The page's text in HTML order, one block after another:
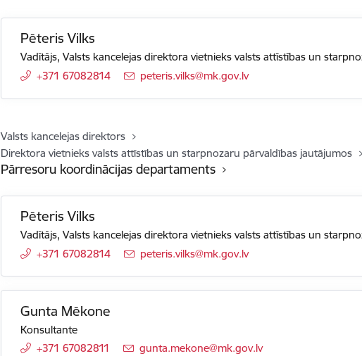
Pēteris Vilks
Vadītājs, Valsts kancelejas direktora vietnieks valsts attīstības un
+371 67082814
E-pasts:
peteris.vilks@mk.gov.lv
Valsts kancelejas direktors
Direktora vietnieks valsts attīstības un starpnozaru pārvaldības jautājumos
Pārresoru koordinācijas departaments
Pēteris Vilks
Vadītājs, Valsts kancelejas direktora vietnieks valsts attīstības un
+371 67082814
E-pasts:
peteris.vilks@mk.gov.lv
Gunta Mēkone
Konsultante
+371 67082811
E-pasts:
gunta.mekone@mk.gov.lv